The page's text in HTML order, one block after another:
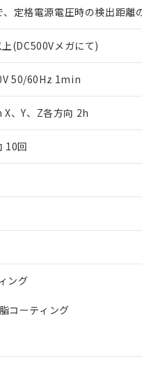
定格電源電圧時の検出距
(DC500Vメガにて)
50/60Hz 1min
、Y、Z各方向 2h
10回
ング
コーティング
用者とは、"個人情報の共同
ます。
をダウンロードすることがで
質）の非含有証明書
書（当社基準）
点で非含有を証明するもの
タル酸エステル類４物質
欄に対応日を記載しており
への在庫切替を完了してい
合意する